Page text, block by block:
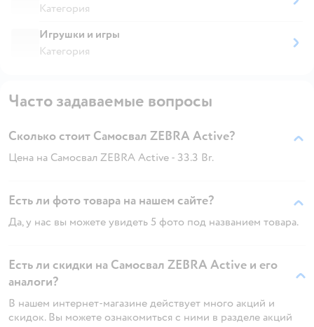
Категория
Игрушки и игры
Категория
Часто задаваемые вопросы
Сколько стоит Самосвал ZEBRA Active?
Цена на Самосвал ZEBRA Active - 33.3 Br.
Есть ли фото товара на нашем сайте?
Да, у нас вы можете увидеть 5 фото под названием товара.
Есть ли скидки на Самосвал ZEBRA Active и его
аналоги?
В нашем интернет-магазине действует много акций и
скидок. Вы можете ознакомиться с ними в разделе акций